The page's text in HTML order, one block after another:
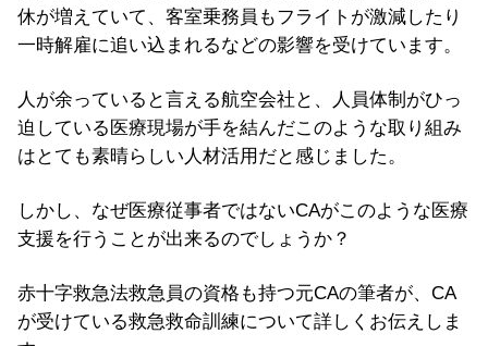
休が増えていて、客室乗務員もフライトが激減したり
一時解雇に追い込まれるなどの影響を受けています。
人が余っていると言える航空会社と、人員体制がひっ
迫している医療現場が手を結んだこのような取り組み
はとても素晴らしい人材活用だと感じました。
しかし、なぜ医療従事者ではないCAがこのような医療
支援を行うことが出来るのでしょうか？
赤十字救急法救急員の資格も持つ元CAの筆者が、CA
が受けている救急救命訓練について詳しくお伝えしま